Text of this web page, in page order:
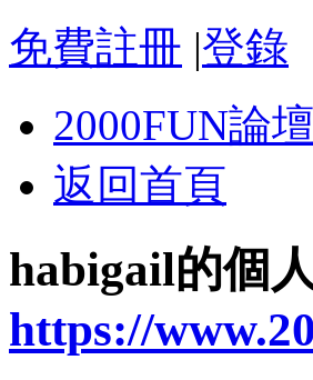
免費註冊 |登錄
2000FUN論壇
返回首頁
habigail的個
https://